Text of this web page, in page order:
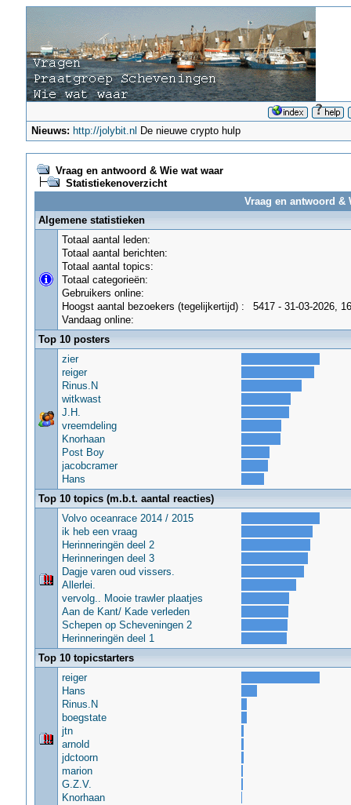
Nieuws: http://jolybit.nl De nieuwe crypto hulp
Vraag en antwoord & Wie wat waar
Statistiekenoverzicht
Vraag en antwoord &
Algemene statistieken
Totaal aantal leden:
Totaal aantal berichten:
Totaal aantal topics:
Totaal categorieën:
Gebruikers online:
Hoogst aantal bezoekers (tegelijkertijd) :
5417 - 31-03-2026,
Vandaag online:
Top 10 posters
zier
reiger
Rinus.N
witkwast
J.H.
vreemdeling
Knorhaan
Post Boy
jacobcramer
Hans
Top 10 topics (m.b.t. aantal reacties)
Volvo oceanrace 2014 / 2015
ik heb een vraag
Herinneringën deel 2
Herinneringen deel 3
Dagje varen oud vissers.
Allerlei.
vervolg.. Mooie trawler plaatjes
Aan de Kant/ Kade verleden
Schepen op Scheveningen 2
Herinneringën deel 1
Top 10 topicstarters
reiger
Hans
Rinus.N
boegstate
jtn
arnold
jdctoorn
marion
G.Z.V.
Knorhaan